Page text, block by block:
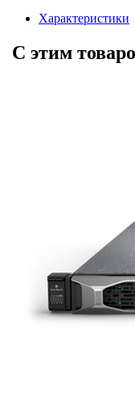
Характеристики
С этим